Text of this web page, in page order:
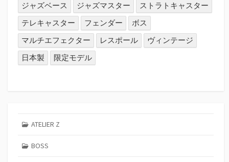
ジャズベース
ジャズマスター
ストラトキャスター
テレキャスター
フェンダー
ボス
マルチエフェクター
レスポール
ヴィンテージ
日本製
限定モデル
ATELIER Z
BOSS